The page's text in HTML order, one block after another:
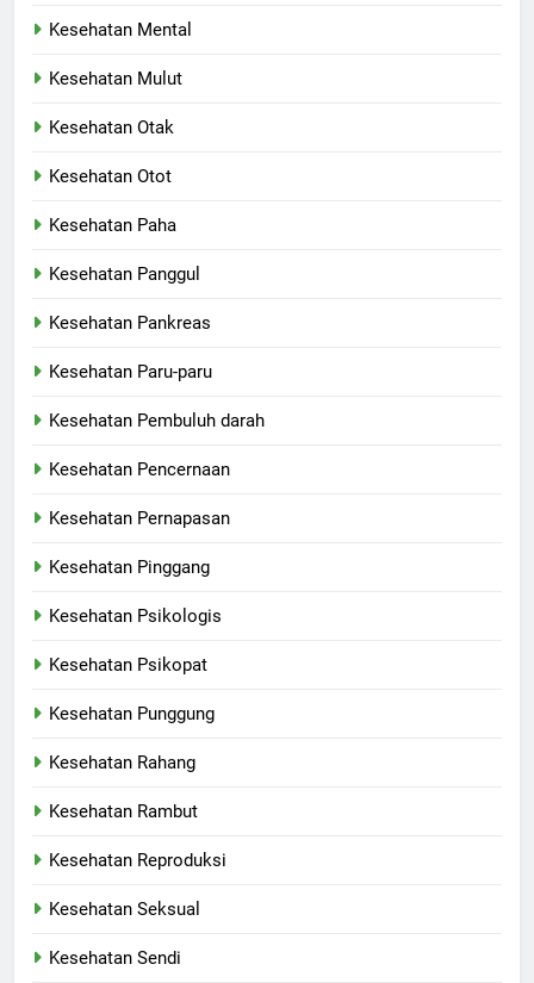
Kesehatan Mental
Kesehatan Mulut
Kesehatan Otak
Kesehatan Otot
Kesehatan Paha
Kesehatan Panggul
Kesehatan Pankreas
Kesehatan Paru-paru
Kesehatan Pembuluh darah
Kesehatan Pencernaan
Kesehatan Pernapasan
Kesehatan Pinggang
Kesehatan Psikologis
Kesehatan Psikopat
Kesehatan Punggung
Kesehatan Rahang
Kesehatan Rambut
Kesehatan Reproduksi
Kesehatan Seksual
Kesehatan Sendi